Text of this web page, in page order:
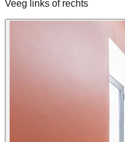
Veeg links of rechts